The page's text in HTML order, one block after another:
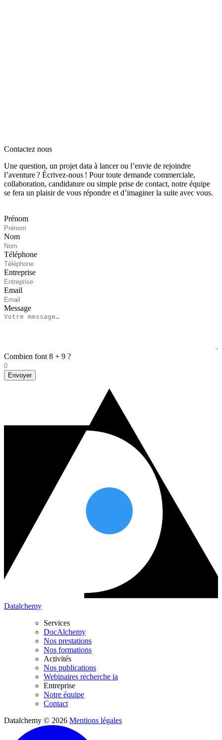
Contactez nous
Une question, un projet data à lancer ou l’envie de rejoindre
l’aventure ? Écrivez‑nous ! Pour toute demande commerciale,
collaboration, candidature ou simple prise de contact, notre équipe
se fera un plaisir de vous répondre et d’imaginer la suite avec vous.
Prénom
Nom
Téléphone
Entreprise
Email
Message
Combien font 8 + 9 ?
Envoyer
Datalchemy
Services
DocAlchemy
Nos prestations
Nos formations
Activités
Nos publications
Webinaires recherche ia
Entreprise
Notre équipe
Contact
Datalchemy © 2026 Mentions légales